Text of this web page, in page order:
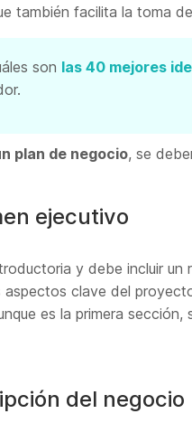
también facilita la toma
son las 40 mejores
plan de negocio, se
ejecutivo
y debe incluir un
aspectos clave del
es la primera
del negocio